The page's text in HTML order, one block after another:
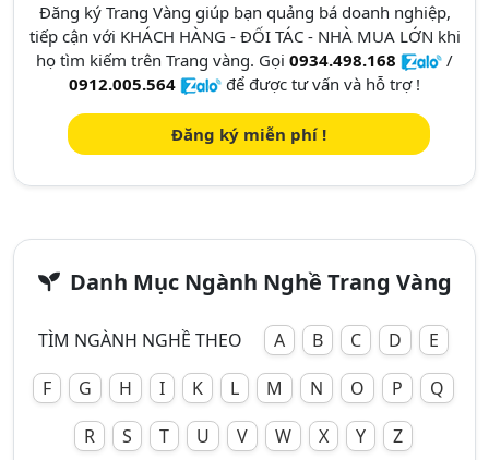
Đăng ký Trang Vàng giúp bạn quảng bá doanh nghiệp,
tiếp cận với KHÁCH HÀNG - ĐỐI TÁC - NHÀ MUA LỚN khi
họ tìm kiếm trên Trang vàng. Gọi 0934.498.168
/
0912.005.564
để được tư vấn và hỗ trợ !
Đăng ký miễn phí !
Danh Mục Ngành Nghề Trang Vàng
TÌM NGÀNH NGHỀ THEO A B C D
E
F
G H I K L M N O P
Q
R
S T U V W X Y Z